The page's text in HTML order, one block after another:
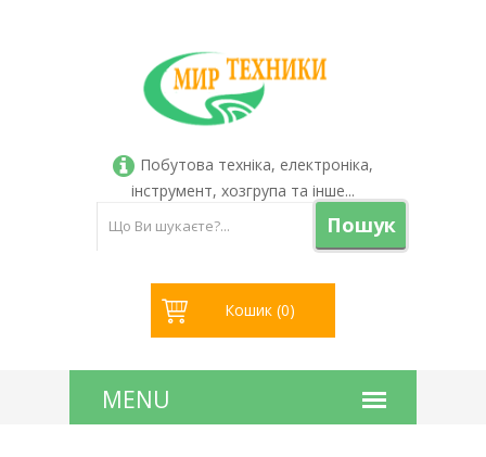
Побутова техніка, електроніка,
інструмент, хозгрупа та інше...
Пошук
Кошик (0)